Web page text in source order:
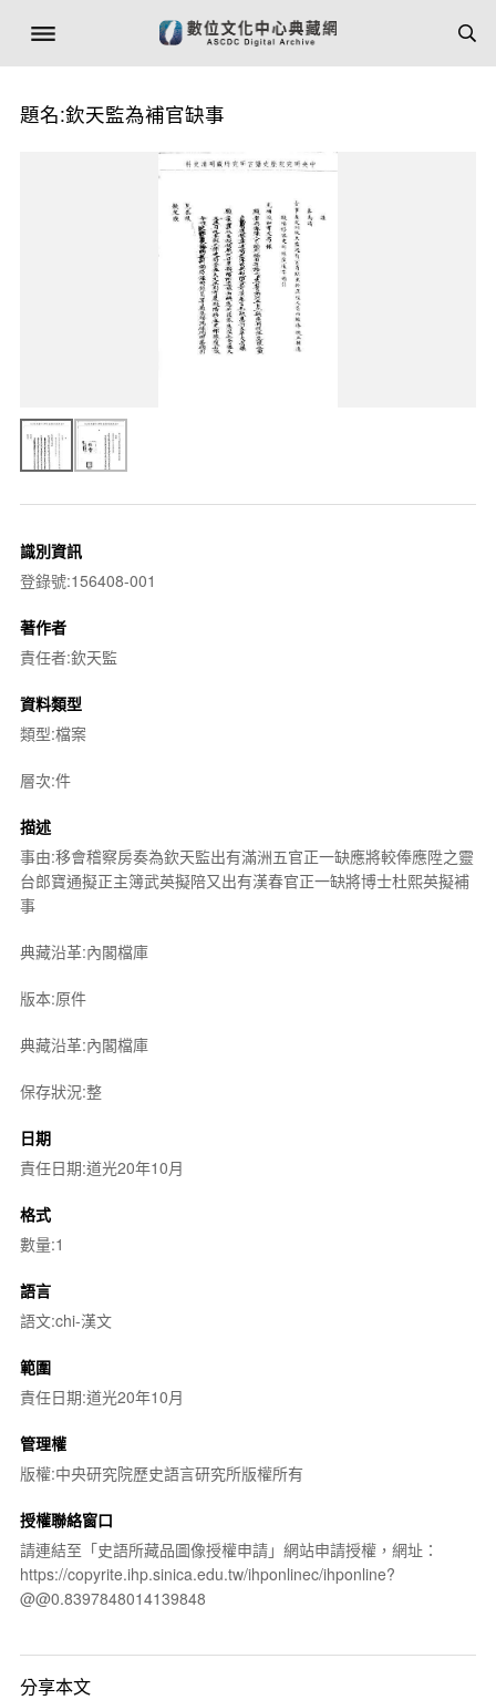
題名:欽天監為補官缺事
識別資訊
登錄號:156408-001
著作者
責任者:欽天監
資料類型
類型:檔案
層次:件
描述
事由:移會稽察房奏為欽天監出有滿洲五官正一缺應將較俸應陞之靈
台郎寶通擬正主簿武英擬陪又出有漢春官正一缺將博士杜熙英擬補
事
典藏沿革:內閣檔庫
版本:原件
典藏沿革:內閣檔庫
保存狀況:整
日期
責任日期:道光20年10月
格式
數量:1
語言
語文:chi-漢文
範圍
責任日期:道光20年10月
管理權
版權:中央研究院歷史語言研究所版權所有
授權聯絡窗口
請連結至「史語所藏品圖像授權申請」網站申請授權，網址：
https://copyrite.ihp.sinica.edu.tw/ihponlinec/ihponline?
@@0.8397848014139848
分享本文